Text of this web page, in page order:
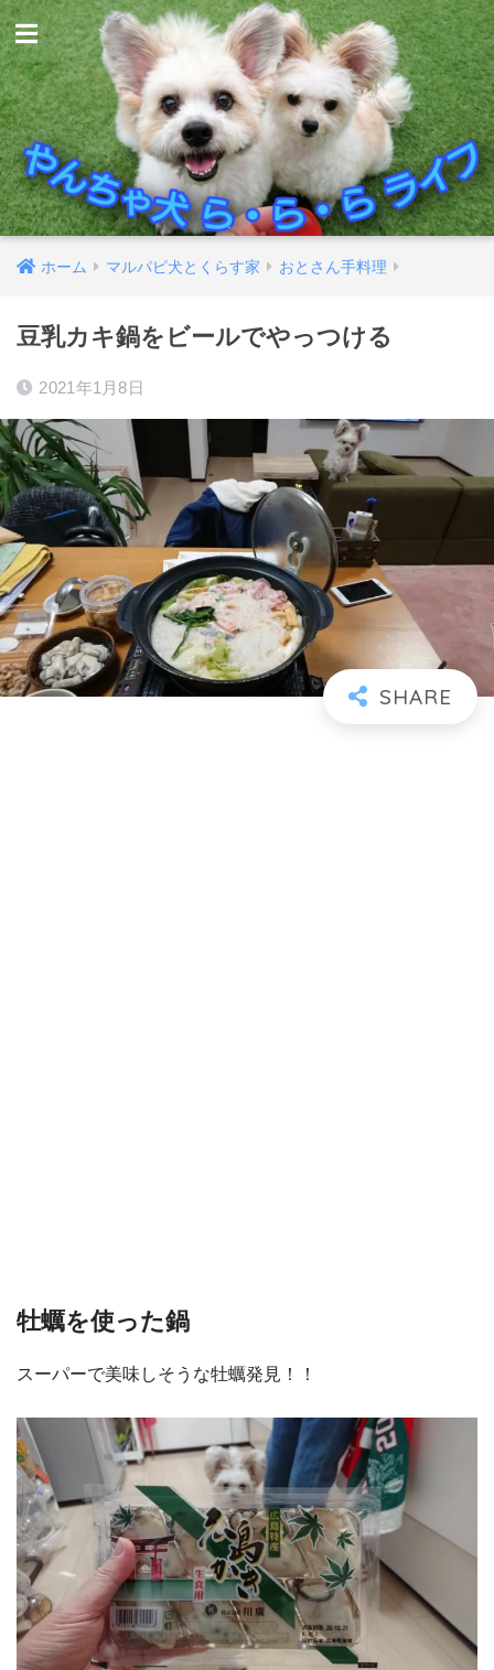
ホーム マルパピ犬とくらす家 おとさん手料理
豆乳カキ鍋をビールでやっつける
2021年1月8日
牡蠣を使った鍋
スーパーで美味しそうな牡蠣発見！！